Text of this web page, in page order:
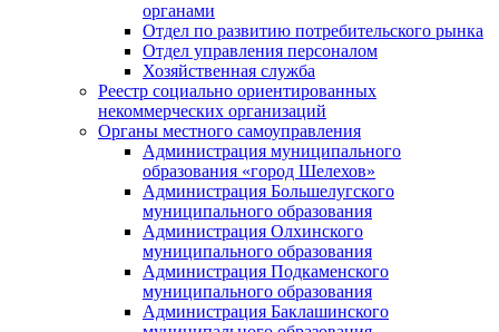
органами
Отдел по развитию потребительского рынка
Отдел управления персоналом
Хозяйственная служба
Реестр социально ориентированных
некоммерческих организаций
Органы местного самоуправления
Администрация муниципального
образования «город Шелехов»
Администрация Большелугского
муниципального образования
Администрация Олхинского
муниципального образования
Администрация Подкаменского
муниципального образования
Администрация Баклашинского